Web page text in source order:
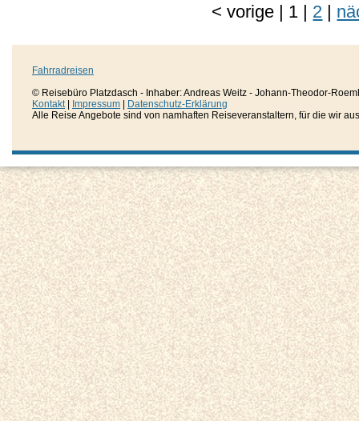
<vorige | 1 | 2 |
Fahrradreisen
© Reisebüro Platzdasch - Inhaber: Andreas Weitz - Johann-Theodor-
Kontakt| Impressum
Datenschutz-Erklärung
Alle Reise Angebote sind von namhaften Reiseveranstaltern, für die wir